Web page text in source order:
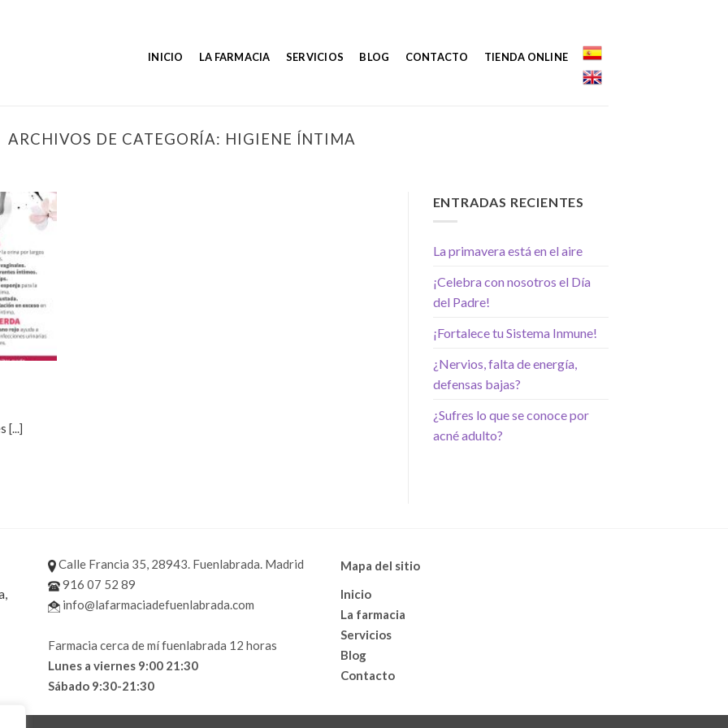
INICIO LA FARMACIA SERVICIOS BLOG CONTACTO TIENDA ONLINE
ARCHIVOS DE CATEGORÍA: HIGIENE ÍNTIMA
[...]
ENTRADAS RECIENTES
La primavera está en el aire
¡Celebra con nosotros el Día
del Padre!
¡Fortalece tu Sistema Inmune!
¿Nervios, falta de energía,
defensas bajas?
¿Sufres lo que se conoce por
acné adulto?
Calle Francia 35, 28943. Fuenlabrada. Madrid
916 07 52 89
info@lafarmaciadefuenlabrada.com
Farmacia cerca de mí fuenlabrada 12 horas
Lunes a viernes 9:00 21:30
Sábado 9:30-21:30
Mapa del sitio
Inicio
La farmacia
Servicios
Blog
Contacto